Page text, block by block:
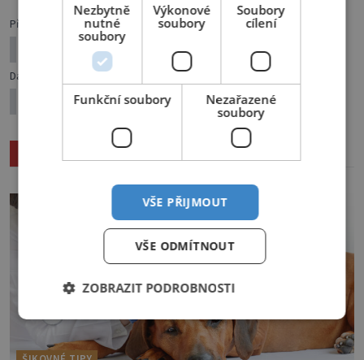
Předchozí článek
Vitaminy z louky
Další článek
Garnýž, nebo záclonovou tyč?
Související články
Nezbytně
nutné
soubory
Výkonové
soubory
Soubory
cílení
Funkční soubory
Nezařazené
soubory
VŠE PŘIJMOUT
VŠE ODMÍTNOUT
ZOBRAZIT PODROBNOSTI